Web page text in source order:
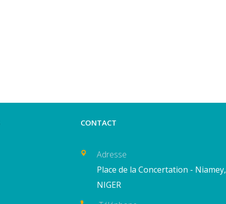
CONTACT
Adresse
Place de la Concertation - Niamey,
NIGER